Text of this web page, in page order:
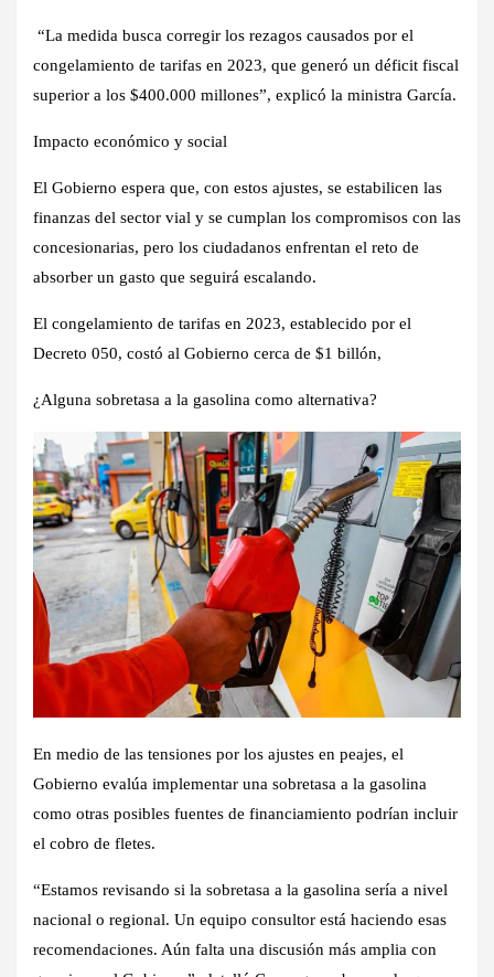
“La medida busca corregir los rezagos causados ​​por el
congelamiento de tarifas en 2023, que generó un déficit fiscal
superior a los $400.000 millones”, explicó la ministra García.
Impacto económico y social
El Gobierno espera que, con estos ajustes, se estabilicen las
finanzas del sector vial y se cumplan los compromisos con las
concesionarias, pero los ciudadanos enfrentan el reto de
absorber un gasto que seguirá escalando.
El congelamiento de tarifas en 2023, establecido por el
Decreto 050, costó al Gobierno cerca de $1 billón,
¿Alguna sobretasa a la gasolina como alternativa?
En medio de las tensiones por los ajustes en peajes, el
Gobierno evalúa implementar una sobretasa a la gasolina
como otras posibles fuentes de financiamiento podrían incluir
el cobro de fletes.
“Estamos revisando si la sobretasa a la gasolina sería a nivel
nacional o regional. Un equipo consultor está haciendo esas
recomendaciones. Aún falta una discusión más amplia con